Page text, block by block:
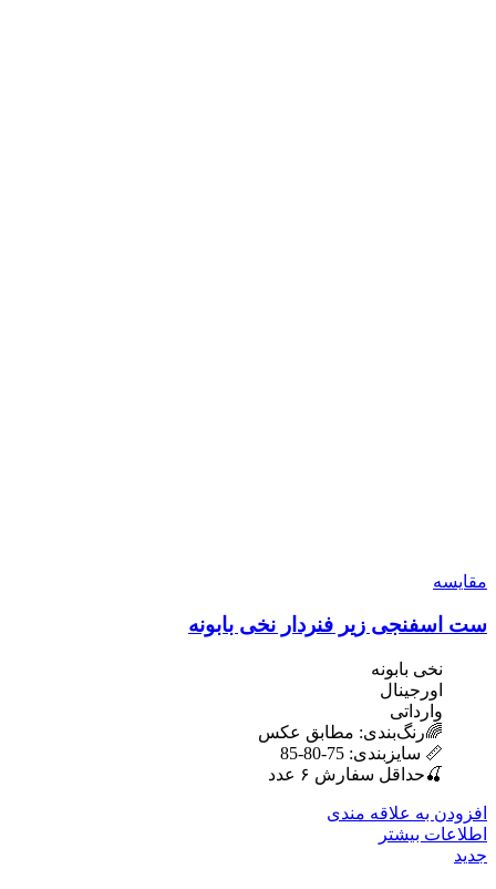
مقایسه
ست اسفنجی زیر فنردار نخی بابونه
نخی بابونه
اورجینال
وارداتی
🌈رنگ‌بندی: مطابق عکس
📏 سایزبندی: 75-80-85
🍒حداقل سفارش ۶ عدد
افزودن به علاقه مندی
اطلاعات بیشتر
جدید